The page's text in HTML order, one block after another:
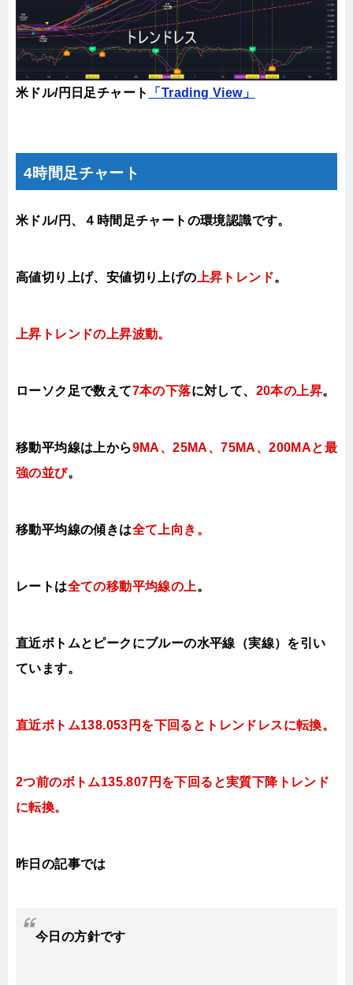
米ドル/円日足チャート 「Trading View」
4時間足チャート
米ドル/円、４時間足チャートの環境認識です。
高値切り上げ、安値切り上げの 上昇トレンド。
上昇トレンドの上昇波動。
ローソク足で数えて7本の下落に対して、 20本の上昇。
移動平均線は上から9MA、25MA、75MA、200MAと最
強の並び。
移動平均線の傾きは全て上向き。
レートは全ての移動平均線の上。
直近ボトムとピークにブルーの水平線（実線）を引い
ています。
直近ボトム138.053円を下回ると トレンドレスに転換。
2つ前のボトム135.807円を下回ると実質下降トレンド
に転換。
昨日の記事では
今日の方針です